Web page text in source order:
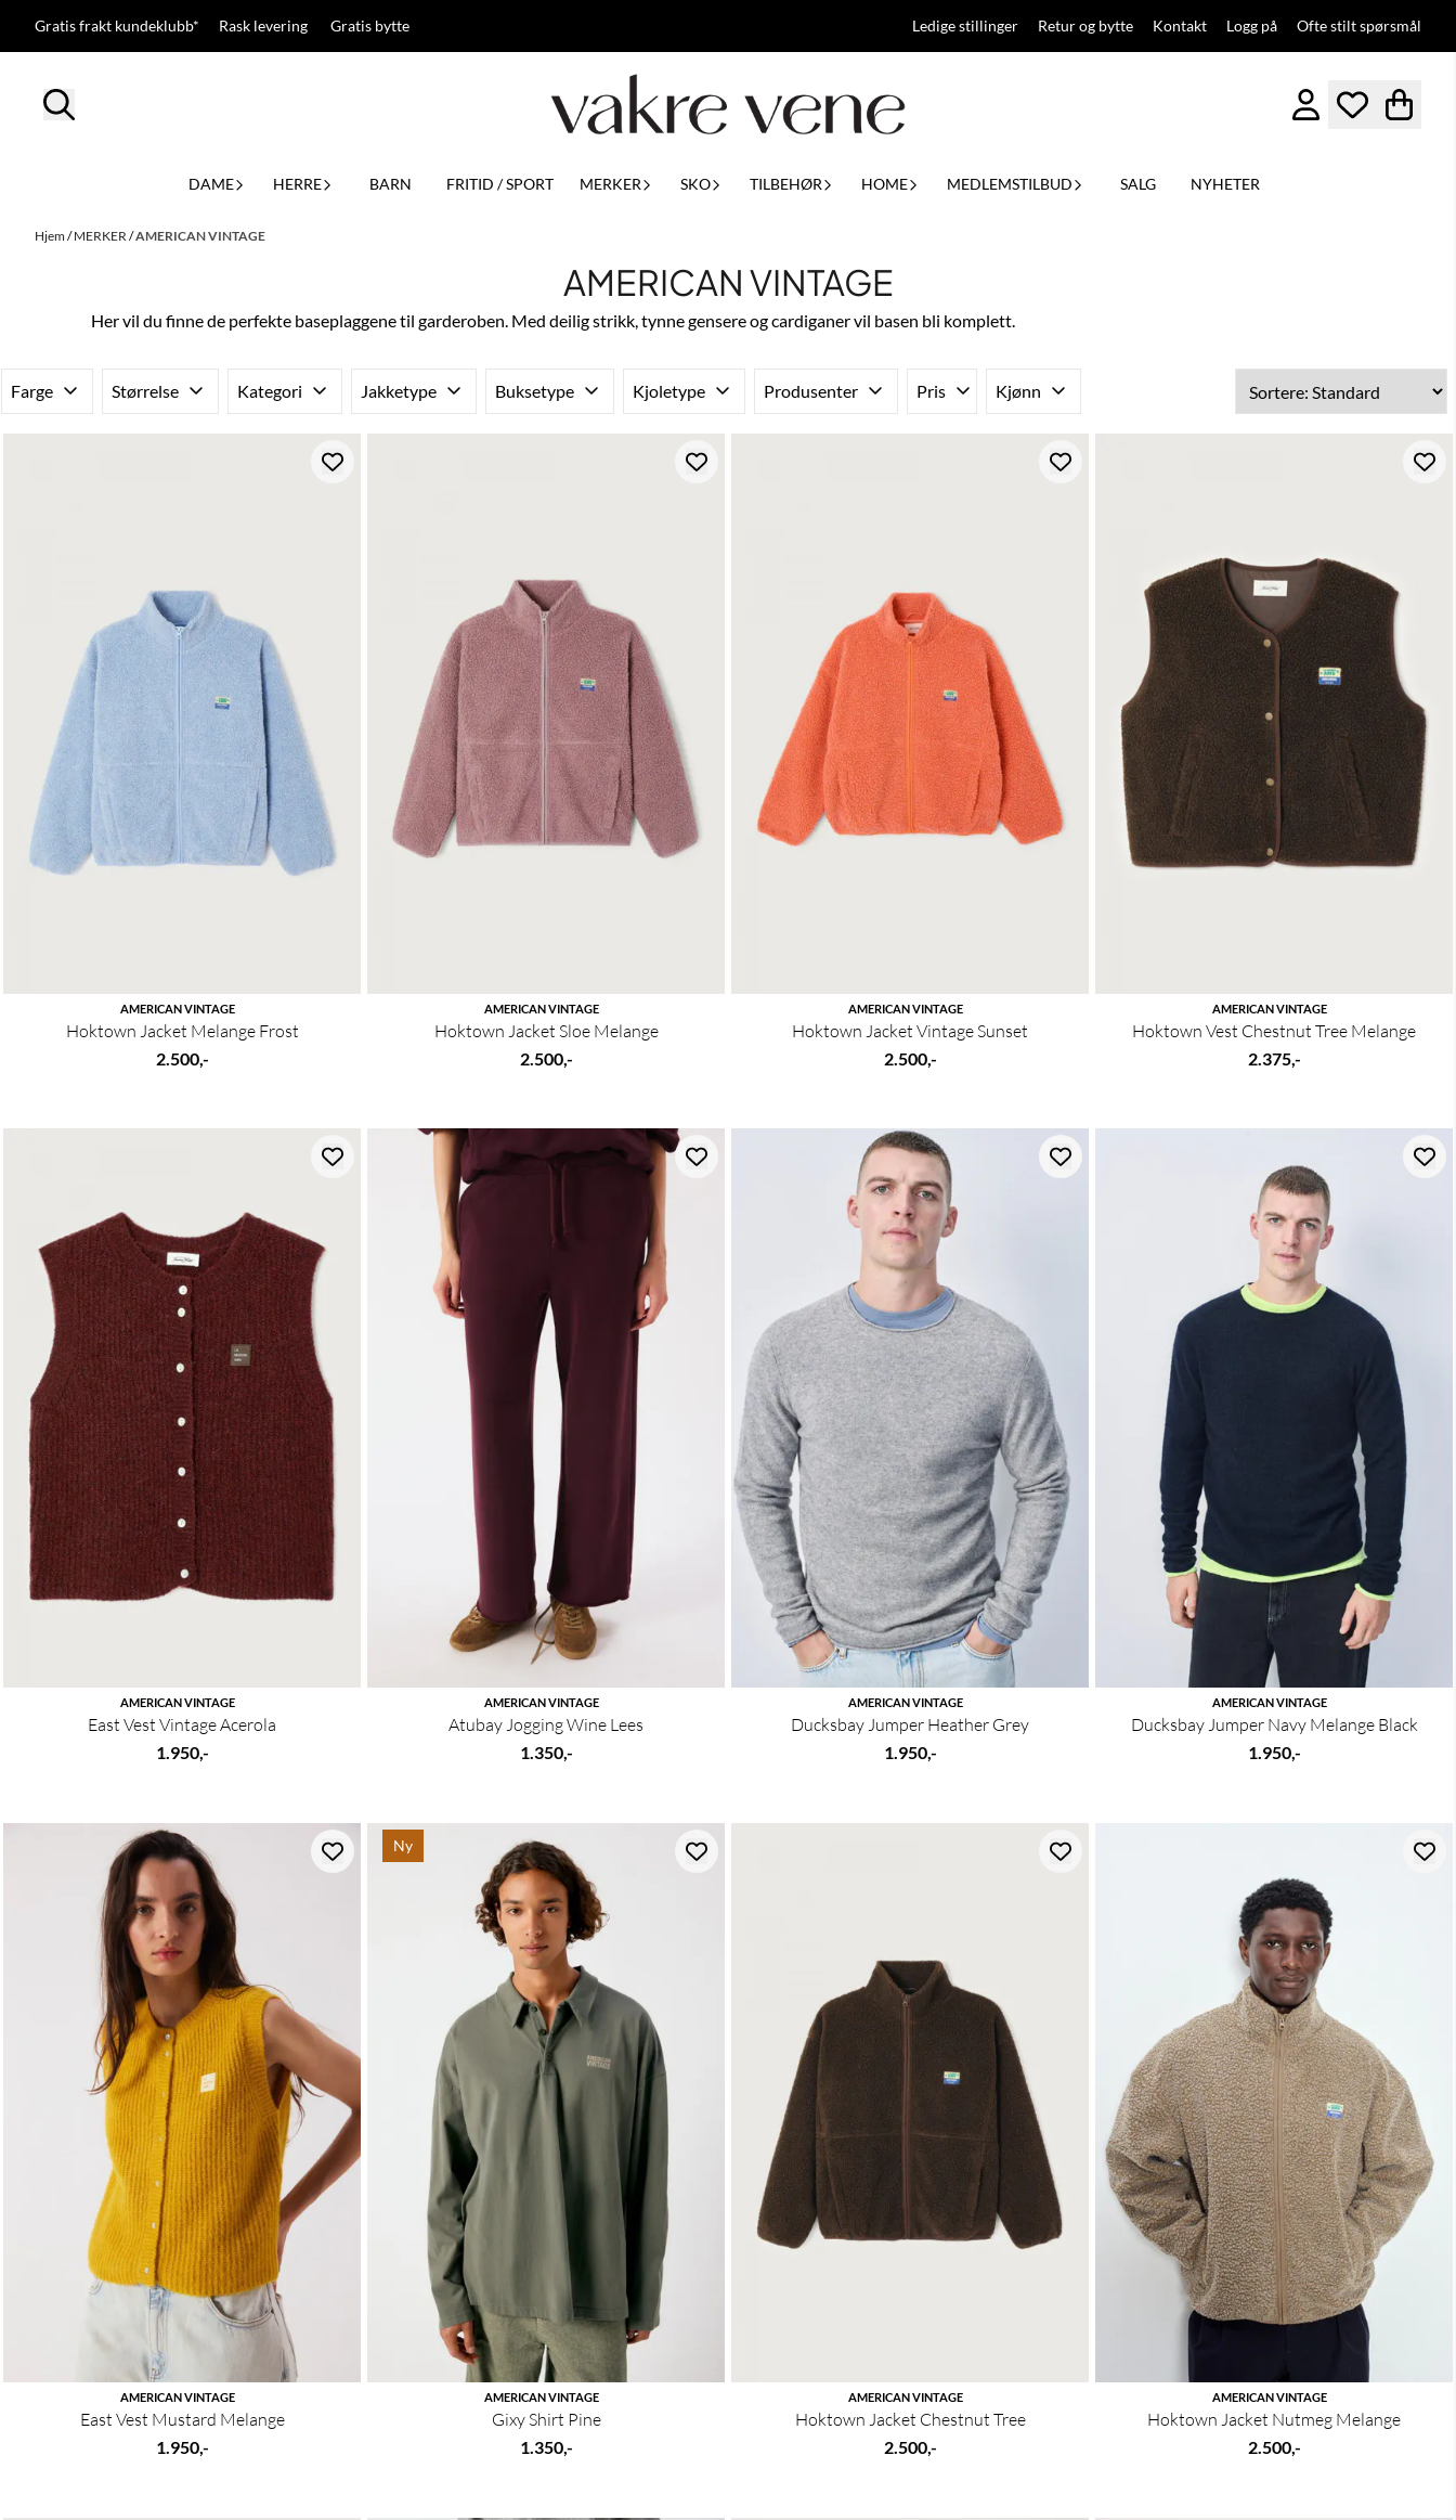
Hopp til innhold
Gratis frakt kundeklubb* Rask levering Gratis bytte Ledige stillinger Retur og bytte Kontakt Logg på Ofte stilt spørsmål
DAME HERRE BARN FRITID / SPORT MERKER SKO TILBEHØR HOME MEDLEMSTILBUD SALG NYHETER
Hjem/MERKER/AMERICAN VINTAGE
AMERICAN VINTAGE
Her vil du finne de perfekte baseplaggene til garderoben. Med deilig strikk, tynne gensere og cardiganer vil basen bli komplett.
Farge Størrelse Kategori Jakketype Buksetype Kjoletype Produsenter Pris Kjønn
AMERICAN VINTAGE
Hoktown Jacket Melange Frost
2.500,-
AMERICAN VINTAGE
Hoktown Jacket Sloe Melange
2.500,-
AMERICAN VINTAGE
Hoktown Jacket Vintage Sunset
2.500,-
AMERICAN VINTAGE
Hoktown Vest Chestnut Tree Melange
2.375,-
AMERICAN VINTAGE
East Vest Vintage Acerola
1.950,-
AMERICAN VINTAGE
Atubay Jogging Wine Lees
1.350,-
AMERICAN VINTAGE
Ducksbay Jumper Heather Grey
1.950,-
AMERICAN VINTAGE
Ducksbay Jumper Navy Melange Black
1.950,-
AMERICAN VINTAGE
East Vest Mustard Melange
1.950,-
Ny
AMERICAN VINTAGE
Gixy Shirt Pine
1.350,-
AMERICAN VINTAGE
Hoktown Jacket Chestnut Tree
2.500,-
AMERICAN VINTAGE
Hoktown Jacket Nutmeg Melange
2.500,-